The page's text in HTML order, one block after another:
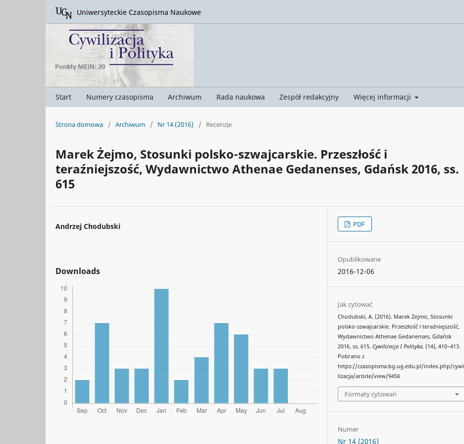
Start Numery czasopisma Archiwum Rada naukowa Zespół redakcyjny Więcej informacji
Uniwersyteckie Czasopisma Naukowe
Strona domowa / Archiwum / Nr 14 (2016) / Recenzje
Marek Żejmo, Stosunki polsko-szwajcarskie. Przeszłość i
teraźniejszość, Wydawnictwo Athenae Gedanenses, Gdańsk 2016, ss.
615
Andrzej Chodubski
Downloads
PDF
Opublikowane
2016-12-06
Jak cytować
Chodubski, A. (2016). Marek Żejmo, Stosunki
polsko-szwajcarskie. Przeszłość i teraźniejszość,
Wydawnictwo Athenae Gedanenses, Gdańsk
2016, ss. 615.Cywilizacja I Polityka, (14), 410–413.
Pobrano z
https://czasopisma.bg.ug.edu.pl/index.php/cywi
lizacja/article/view/9456
Formaty cytowań
Numer
Nr 14 (2016)